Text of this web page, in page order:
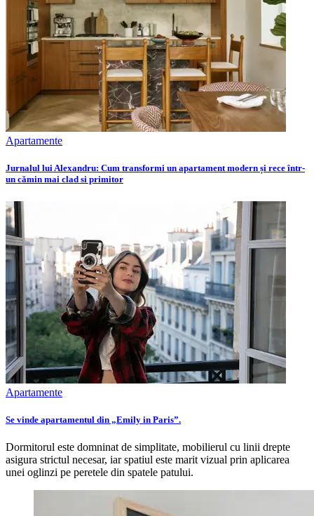
Apartamente
Jurnalul lui Alexandru: Cum transformi un apartament modern și rece într-
un cămin mai clad si primitor
Apartamente
Se vinde apartamentul din „Emily in Paris”.
Dormitorul este domninat de simplitate, mobilierul cu linii drepte
asigura strictul necesar, iar spatiul este marit vizual prin aplicarea
unei oglinzi pe peretele din spatele patului.